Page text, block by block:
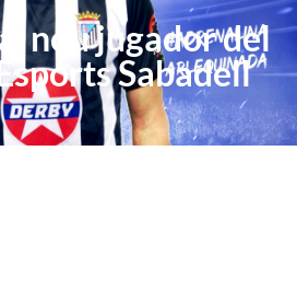
nou jugador del
Sabadell